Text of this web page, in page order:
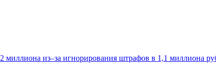
миллиона из–за игнорирования штрафов в 1,1 миллиона